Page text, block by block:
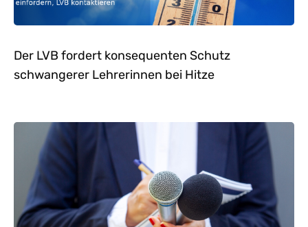
Der LVB fordert konsequenten Schutz
schwangerer Lehrerinnen bei Hitze